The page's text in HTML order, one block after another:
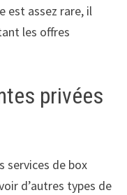
est assez rare, il
les offres
privées
services de box
d’autres types de